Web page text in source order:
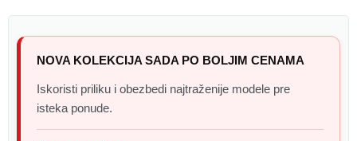
NOVA KOLEKCIJA SADA PO BOLJIM CENAMA
Iskoristi priliku i obezbedi najtraženije modele pre
isteka ponude.